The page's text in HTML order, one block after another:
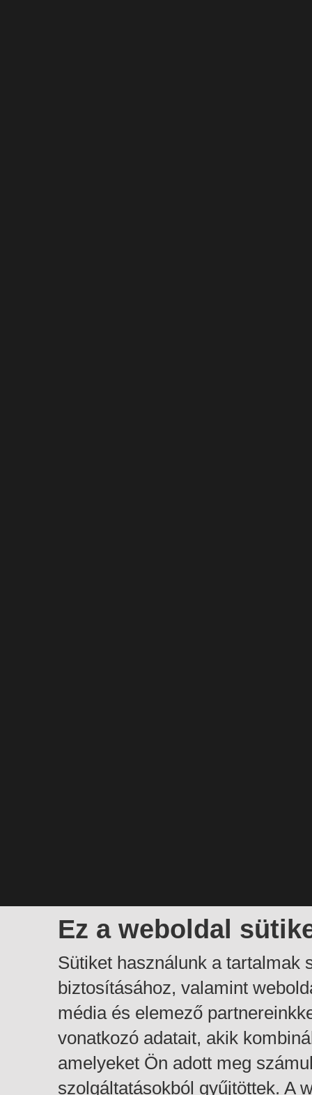
Ez a weboldal
Sütiket használunk a tartalmak
biztosításához, valamint
média és elemező
vonatkozó adatait, akik
amelyeket Ön adott meg
szolgáltatásokból gyűjtöttek. A